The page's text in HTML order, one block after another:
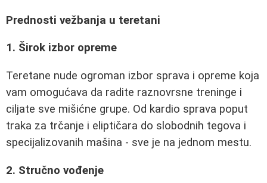
Prednosti vežbanja u teretani
1. Širok izbor opreme
Teretane nude ogroman izbor sprava i opreme koja
vam omogućava da radite raznovrsne treninge i
ciljate sve mišićne grupe. Od kardio sprava poput
traka za trčanje i eliptičara do slobodnih tegova i
specijalizovanih mašina - sve je na jednom mestu.
2. Stručno vođenje